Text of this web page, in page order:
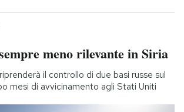
meno rilevante in Siria
il controllo di due basi russe sul
mesi di avvicinamento agli Stati Uniti